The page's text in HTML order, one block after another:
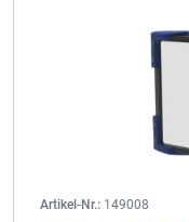
Artikel-Nr.: 149008